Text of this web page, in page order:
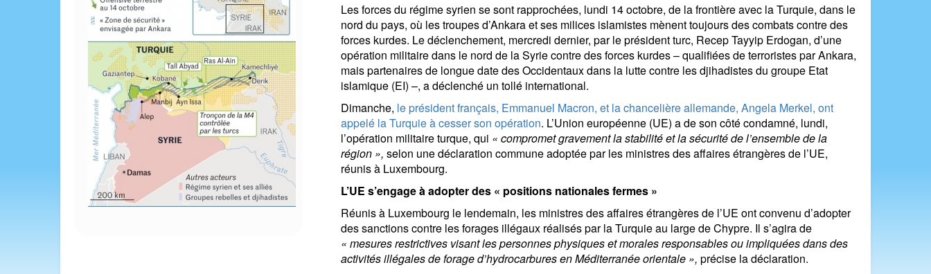
Les forces du régime syrien se sont rapprochées, lundi 14 octobre, de la frontière avec la Turquie, dans le
nord du pays, où les troupes d’Ankara et ses milices islamistes mènent toujours des combats contre des
forces kurdes. Le déclenchement, mercredi dernier, par le président turc, Recep Tayyip Erdogan, d’une
opération militaire dans le nord de la Syrie contre des forces kurdes – qualifiées de terroristes par Ankara,
mais partenaires de longue date des Occidentaux dans la lutte contre les djihadistes du groupe Etat
islamique (EI) –, a déclenché un tollé international.
Dimanche, le président français, Emmanuel Macron, et la chancelière allemande, Angela Merkel, ont
appelé la Turquie à cesser son opération. L’Union européenne (UE) a de son côté condamné, lundi,
l’opération militaire turque, qui « compromet gravement la stabilité et la sécurité de l’ensemble de la
région », selon une déclaration commune adoptée par les ministres des affaires étrangères de l’UE,
réunis à Luxembourg.
L’UE s’engage à adopter des « positions nationales fermes »
Réunis à Luxembourg le lendemain, les ministres des affaires étrangères de l’UE ont convenu d’adopter
des sanctions contre les forages illégaux réalisés par la Turquie au large de Chypre. Il s’agira de
« mesures restrictives visant les personnes physiques et morales responsables ou impliquées dans des
activités illégales de forage d’hydrocarbures en Méditerranée orientale », précise la déclaration.